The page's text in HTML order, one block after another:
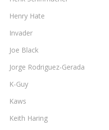
Henry Hate
Invader
Joe Black
Jorge Rodriguez-Gerada
K-Guy
Kaws
Keith Haring